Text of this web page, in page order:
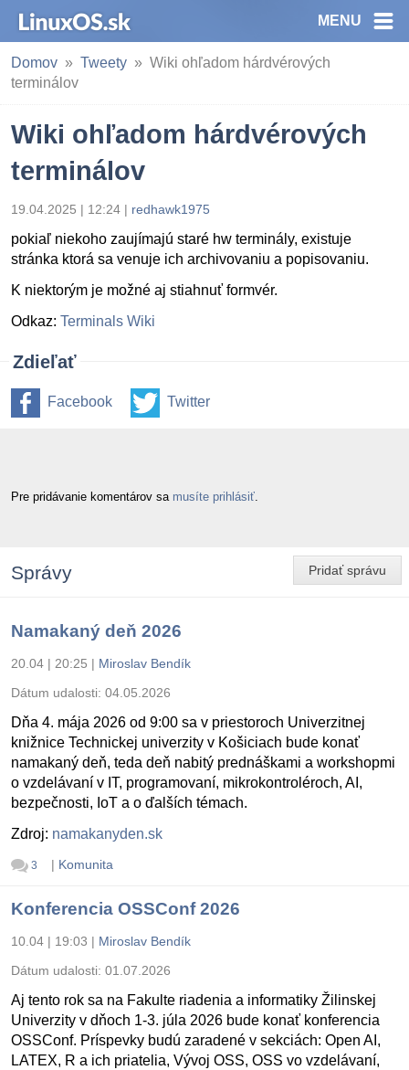
MENU
Domov Tweety
Wiki ohľadom hárdvérových
terminálov
Wiki ohľadom hárdvérových
terminálov
19.04.2025 | 12:24 | redhawk1975
pokiaľ niekoho zaujímajú staré hw terminály, existuje
stránka ktorá sa venuje ich archivovaniu a popisovaniu.
K niektorým je možné aj stiahnuť formvér.
Odkaz: Terminals Wiki
Zdieľať
Facebook Twitter
Pre pridávanie komentárov sa musíte prihlásiť
Pridať správu
Správy
Namakaný deň 2026
20.04 | 20:25 | Miroslav Bendík
Dátum udalosti: 04.05.2026
Dňa 4. mája 2026 od 9:00 sa v priestoroch Univerzitnej
knižnice Technickej univerzity v Košiciach bude konať
namakaný deň, teda deň nabitý prednáškami a workshopmi
o vzdelávaní v IT, programovaní, mikrokontroléroch, AI,
bezpečnosti, IoT a o ďalších témach.
Zdroj: namakanyden.sk
3 | Komunita
Konferencia OSSConf 2026
10.04 | 19:03 | Miroslav Bendík
Dátum udalosti: 01.07.2026
Aj tento rok sa na Fakulte riadenia a informatiky Žilinskej
Univerzity v dňoch 1-3. júla 2026 bude konať konferencia
OSSConf. Príspevky budú zaradené v sekciách: Open AI,
LATEX, R a ich priatelia, Vývoj OSS, OSS vo vzdelávaní,